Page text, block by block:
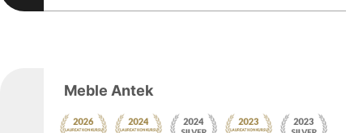
Meble Antek